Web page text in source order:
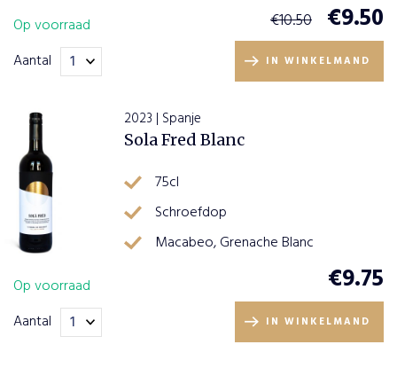
Op voorraad
€10.50 €9.50
Aantal IN WINKELMAND
2023 | Spanje
Sola Fred Blanc
75cl
Schroefdop
Macabeo, Grenache Blanc
Op voorraad
€9.75
Aantal IN WINKELMAND